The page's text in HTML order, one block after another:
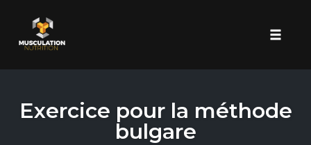
contentExercice pour la méthode
bulgare